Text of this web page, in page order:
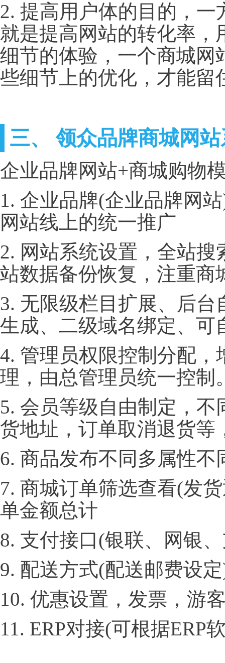
2. 提高用户体的目的，
就是提高网站的转化率，
细节的体验，一个商城网
些细节上的优化，才能留
三、 领众品牌商城网
企业品牌网站+商城购物
1. 企业品牌(企业品牌网
网站线上的统一推广
2. 网站系统设置，全站
站数据备份恢复，注重商
3. 无限级栏目扩展、后
生成、二级域名绑定、可
4. 管理员权限控制分配
理，由总管理员统一控制
5. 会员等级自由制定，
货地址，订单取消退货等
6. 商品发布不同多属性
7. 商城订单筛选查看(发
单金额总计
8. 支付接口(银联、网银
9. 配送方式(配送邮费设
10. 优惠设置，发票，游
11. ERP对接(可根据ERP